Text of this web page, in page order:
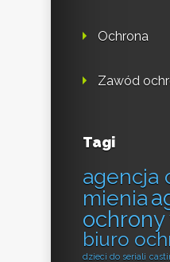
Ochrona
Zawód
Tagi
agencja
mienia
biuro
dzieci do seriali